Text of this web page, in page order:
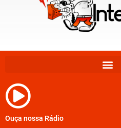
Ouça nossa Rádio